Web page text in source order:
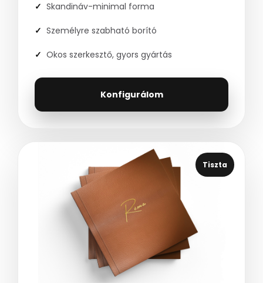
Skandináv-minimal forma
Személyre szabható borító
Okos szerkesztő, gyors gyártás
Konfigurálom
Tiszta